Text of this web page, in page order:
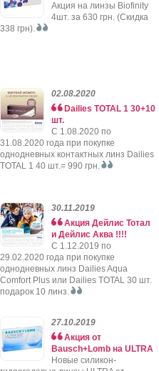
Акция на линзы Biofinity
4шт. за 630 грн. (Скидка
338 грн).
02.08.2020
Dailies TOTAL 1 30+10
шт.
C 1.08.2020 по
31.08.2020 года при покупке
однодневных контактных линз Dailies
TOTAL 1 40 шт.= 990 грн.
30.11.2019
Акция Дейлис Тотал
и Дейлис Аква !!!!
C 1.12.2019 по
29.02.2020 года при покупке
однодневных линз Dailies Aqua
Comfort Plus или Dailies TOTAL 30 шт.
подарок 10 линз.
27.10.2019
Акция от
Bausch+Lomb на ULTRA
Новые силикон-